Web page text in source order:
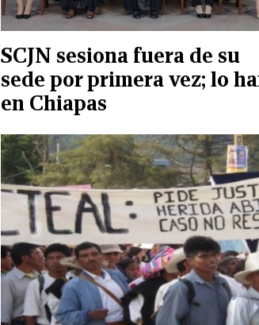
SCJN sesiona fuera de su
sede por primera vez; lo
en Chiapas